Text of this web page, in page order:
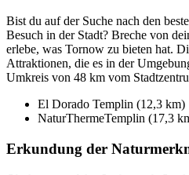
Bist du auf der Suche nach den
Besuch in der Stadt? Breche von
erlebe, was Tornow zu bieten hat.
Attraktionen, die es in der
Umkreis von 48 km vom
El Dorado Templin (12,3 km)
NaturThermeTemplin (17,3
Erkundung der